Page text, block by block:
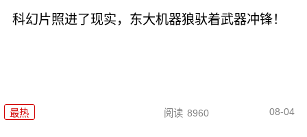
科幻片照进了现实，东大机器狼驮着武器冲锋！
最热 阅读 8960 08-04